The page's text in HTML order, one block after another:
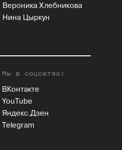
Вероника Хлебникова
Нина Цыркун
Мы в соцсетях:
ВКонтакте
YouTube
Яндекс.Дзен
Telegram